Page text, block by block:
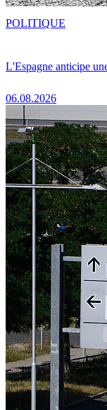
L'Espagne anticipe
06.08.2026
POLITIQUE